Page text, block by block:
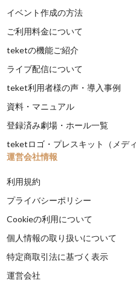
イベント作成の方法
ご利用料金について
teketの機能ご紹介
ライブ配信について
teket利用者様の声・導入事例
資料・マニュアル
登録済み劇場・ホール一覧
teketロゴ・プレスキット（メディ
運営会社情報
利用規約
プライバシーポリシー
Cookieの利用について
個人情報の取り扱いについて
特定商取引法に基づく表示
運営会社